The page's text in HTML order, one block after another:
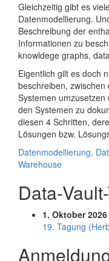
Gleichzeitig gibt es
Datenmodellierung.
Beschreibung der
Informationen zu
knowldege graphs,
Eigentlich gilt es doch
beschreiben,
Systemen
den Systemen zu
diesen 4 Schritten,
Lösungen bzw.
Datenmodellierung,
Warehouse
Data-
1. Oktober
19. Tagung